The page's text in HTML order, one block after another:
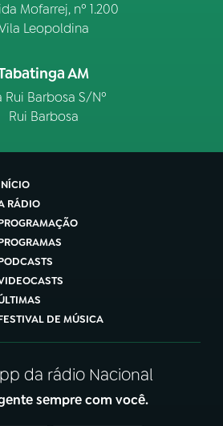
Mofarrej, nº 1.200
Leopoldina
AM
Rui Barbosa S/Nº
Rui Barbosa
RÁDIO
DE MÚSICA
da rádio Nacional
sempre com você.